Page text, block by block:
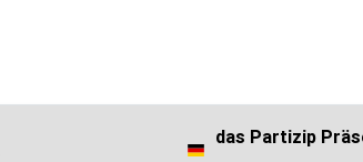
das Partizip